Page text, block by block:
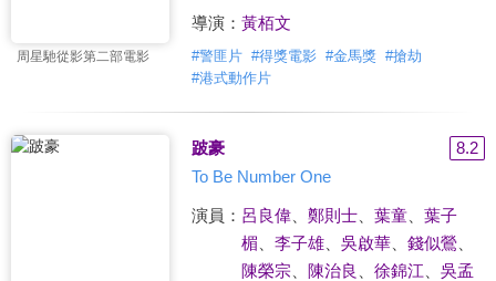
周星馳從影第二部電影
導演： 黃栢文
#警匪片 #得獎電影 #金馬獎 #搶劫
#港式動作片
跛豪
8.2
To Be Number One
演員： 呂良偉、 鄭則士、 葉童、 葉子
楣
李子雄、 吳啟華、 錢似鶯、
陳榮宗、 陳治良 徐錦江
吳孟